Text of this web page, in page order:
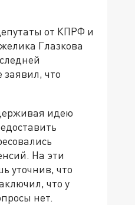
от КПРФ и
Глазкова
заявил, что
идею
На эти
уточнив, что
что у
нет.